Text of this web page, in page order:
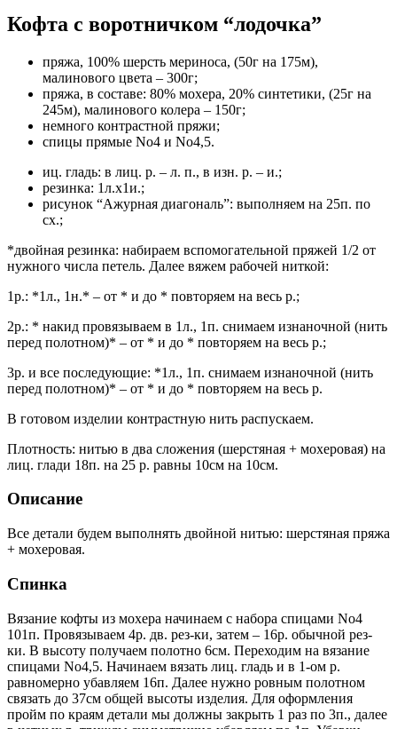
Кофта с воротничком “лодочка”
пряжа, 100% шерсть мериноса, (50г на 175м),
малинового цвета – 300г;
пряжа, в составе: 80% мохера, 20% синтетики, (25г на
245м), малинового колера – 150г;
немного контрастной пряжи;
спицы прямые No4 и No4,5.
иц. гладь: в лиц. р. – л. п., в изн. р. – и.;
резинка: 1л.х1и.;
рисунок “Ажурная диагональ”: выполняем на 25п. по
сх.;
*двойная резинка: набираем вспомогательной пряжей 1/2 от
нужного числа петель. Далее вяжем рабочей ниткой:
1р.: *1л., 1н.* – от * и до * повторяем на весь р.;
2р.: * накид провязываем в 1л., 1п. снимаем изнаночной (нить
перед полотном)* – от * и до * повторяем на весь р.;
3р. и все последующие: *1л., 1п. снимаем изнаночной (нить
перед полотном)* – от * и до * повторяем на весь р.
В готовом изделии контрастную нить распускаем.
Плотность: нитью в два сложения (шерстяная + мохеровая) на
лиц. глади 18п. на 25 р. равны 10см на 10см.
Описание
Все детали будем выполнять двойной нитью: шерстяная пряжа
+ мохеровая.
Спинка
Вязание кофты из мохера начинаем с набора спицами No4
101п. Провязываем 4р. дв. рез-ки, затем – 16р. обычной рез-
ки. В высоту получаем полотно 6см. Переходим на вязание
спицами No4,5. Начинаем вязать лиц. гладь и в 1-ом р.
равномерно убавляем 16п. Далее нужно ровным полотном
связать до 37см общей высоты изделия. Для оформления
пройм по краям детали мы должны закрыть 1 раз по 3п., далее